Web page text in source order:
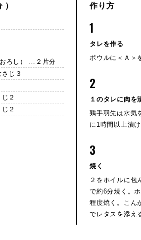
）
ろし） …２片分
じ３
２
２
作り方
1
タレを作る
ボウルに＜Ａ＞
2
１のタレに肉を
鶏手羽先は水気
に1時間以上漬け
3
焼く
２をホイルに包
で約6分焼く。
程度焼く。こん
でレタスを添え